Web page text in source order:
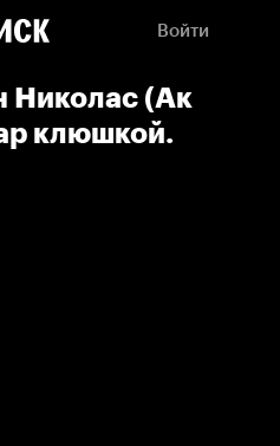
Войти
Николас (Ак
клюшкой.